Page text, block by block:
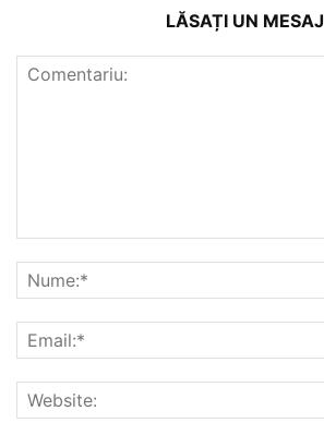
LĂSAȚI UN MESAJ